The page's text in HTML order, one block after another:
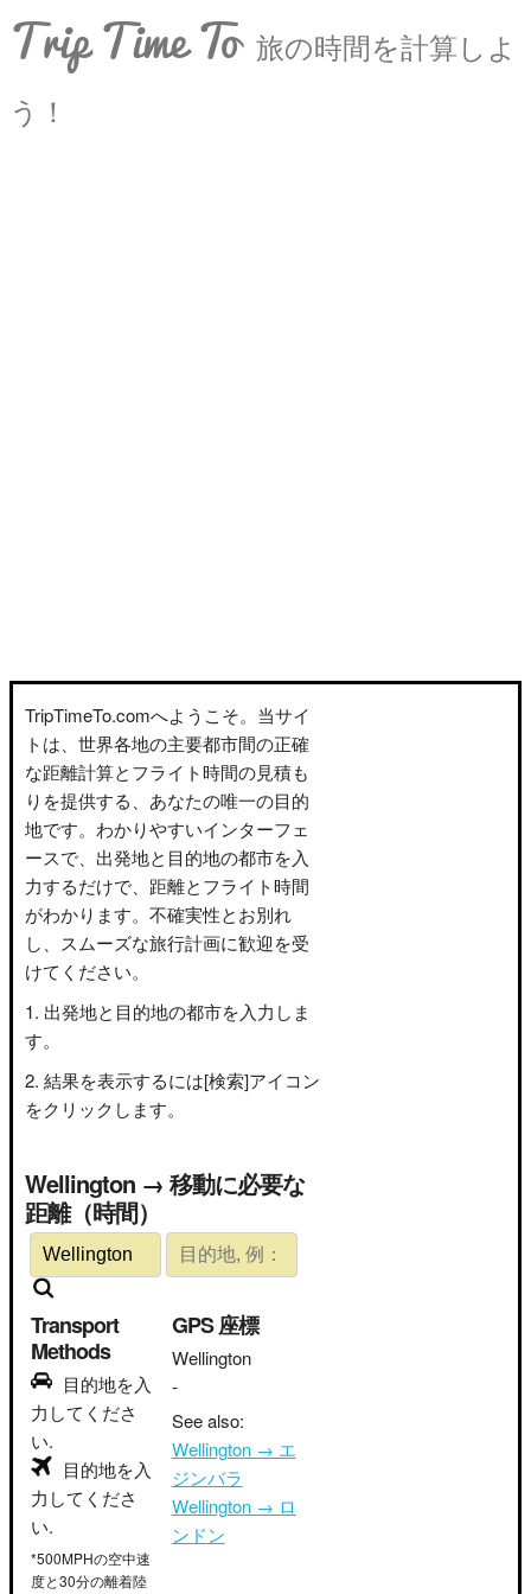
Trip Time To 旅の時間を計算しよ
う！
TripTimeTo.comへようこそ。当サイ
トは、世界各地の主要都市間の正確
な距離計算とフライト時間の見積も
りを提供する、あなたの唯一の目的
地です。わかりやすいインターフェ
ースで、出発地と目的地の都市を入
力するだけで、距離とフライト時間
がわかります。不確実性とお別れ
し、スムーズな旅行計画に歓迎を受
けてください。
出発地と目的地の都市を入力しま
す。
結果を表示するには[検索]アイコン
をクリックします。
Wellington → 移動に必要な
距離（時間）
Transport
Methods
目的地を入
力してくださ
い.
目的地を入
力してくださ
い.
*500MPHの空中速
度と30分の離着陸
GPS 座標
Wellington
-
See also:
Wellington → エ
ジンバラ
Wellington → ロ
ンドン